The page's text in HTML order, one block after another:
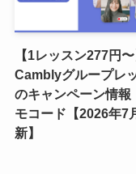
【1レッスン277円〜
Camblyグループレ
のキャンペーン情報
モコード【2026年7
新】